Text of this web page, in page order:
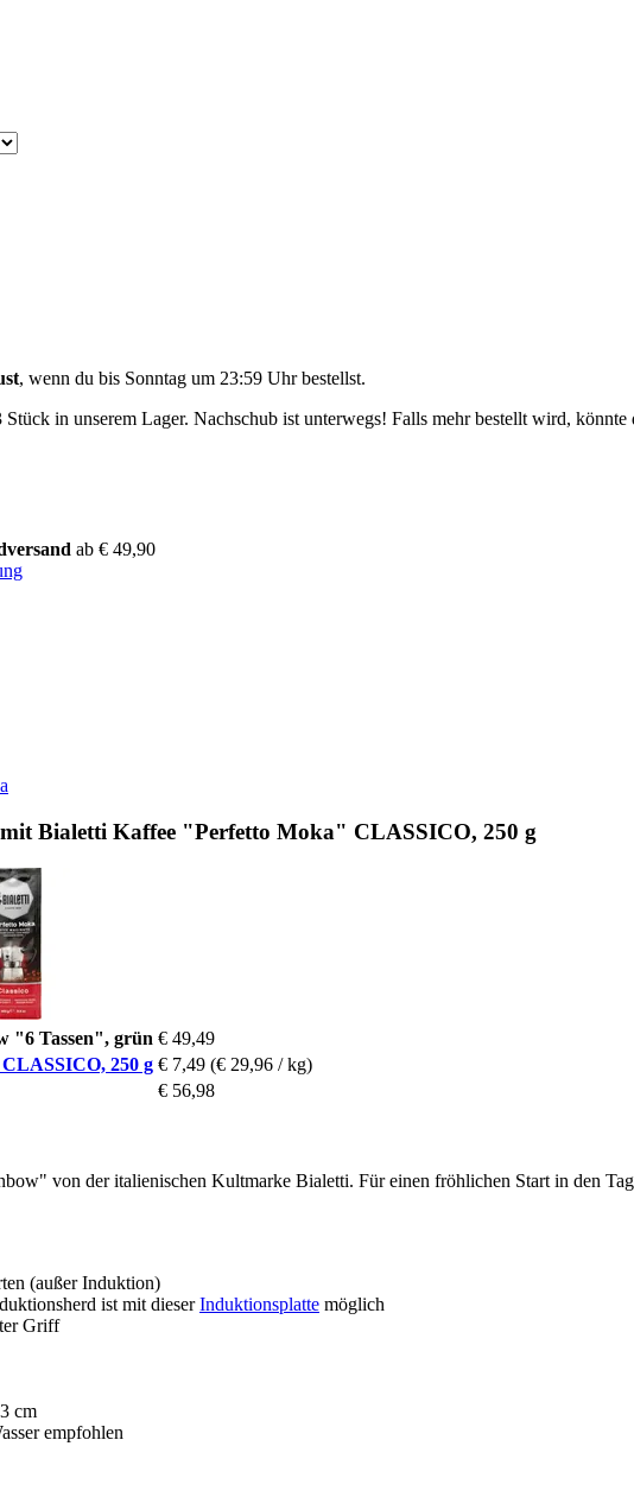
, wenn du bis Sonntag um 23:59 Uhrbestellst.
in unserem Lager. Nachschub ist unterwegs! Falls mehr bestellt wird, könnte
ab € 49,90
Bialetti Kaffee "Perfetto Moka" CLASSICO, 250 g
"6 Tassen", grün € 49,49
250 g € 7,49 (€ 29,96 / kg)
€ 56,98
von der italienischen Kultmarke Bialetti. Für einen fröhlichen Start in den
(außer Induktion)
ist mit dieserInduktionsplatte möglich
Griff
cm
empfohlen